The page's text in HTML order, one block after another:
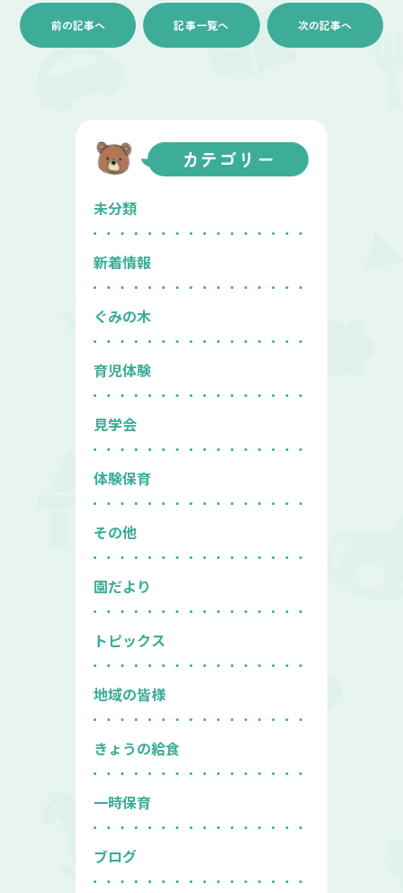
前の記事へ 記事一覧へ 次の記事へ
カテゴリー
未分類
新着情報
ぐみの木
育児体験
見学会
体験保育
その他
園だより
トピックス
地域の皆様
きょうの給食
一時保育
ブログ